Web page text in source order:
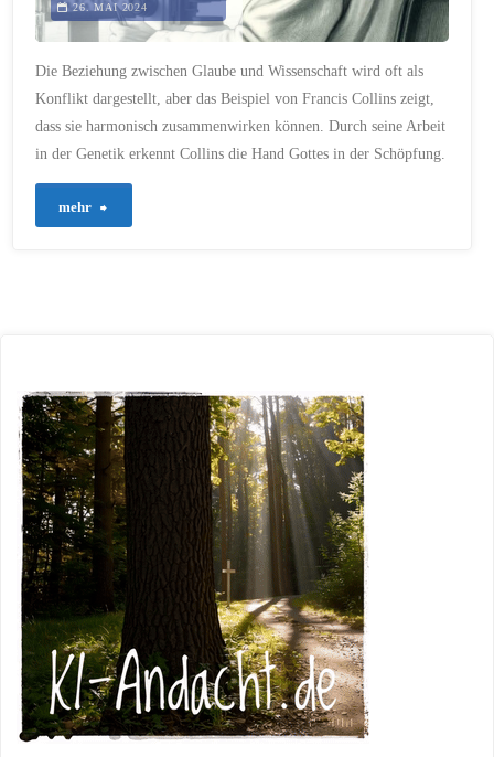
26. MAI 2024
Die Beziehung zwischen Glaube und Wissenschaft wird oft als
Konflikt dargestellt, aber das Beispiel von Francis Collins zeigt,
dass sie harmonisch zusammenwirken können. Durch seine Arbeit
in der Genetik erkennt Collins die Hand Gottes in der Schöpfung.
mehr
Ein
harmonisches
Miteinander"